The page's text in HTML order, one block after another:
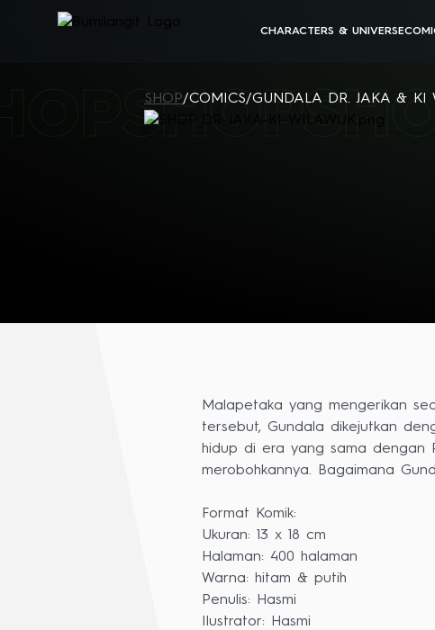
CHARACTERS & UNIVERSE
ALL CHARACTERS
SHOP
SHOP/COMICS/GUNDALA DR. JAKA & KI
Malapetaka yang mengerikan
tersebut, Gundala dikejutkan
hidup di era yang sama dengan
merobohkannya. Bagaimana
Format Komik:
Ukuran: 13 x 18 cm
Halaman: 400 halaman
Warna: hitam & putih
Penulis: Hasmi
Ilustrator: Hasmi